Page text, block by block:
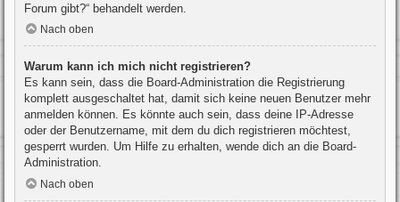
Forum gibt?“ behandelt werden.
Nach oben
Warum kann ich mich nicht registrieren?
Es kann sein, dass die Board-Administration die Registrierung
komplett ausgeschaltet hat, damit sich keine neuen Benutzer mehr
anmelden können. Es könnte auch sein, dass deine IP-Adresse
oder der Benutzername, mit dem du dich registrieren möchtest,
gesperrt wurden. Um Hilfe zu erhalten, wende dich an die Board-
Administration.
Nach oben